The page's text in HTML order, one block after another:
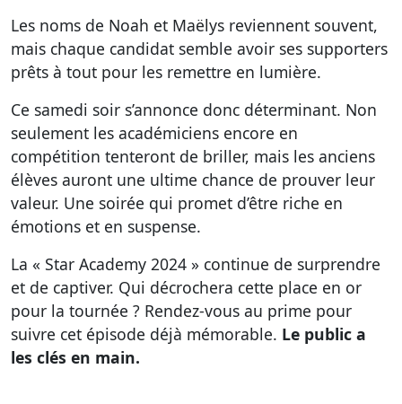
Les noms de Noah et Maëlys reviennent souvent,
mais chaque candidat semble avoir ses supporters
prêts à tout pour les remettre en lumière.
Ce samedi soir s’annonce donc déterminant. Non
seulement les académiciens encore en
compétition tenteront de briller, mais les anciens
élèves auront une ultime chance de prouver leur
valeur. Une soirée qui promet d’être riche en
émotions et en suspense.
La « Star Academy 2024 » continue de surprendre
et de captiver. Qui décrochera cette place en or
pour la tournée ? Rendez-vous au prime pour
suivre cet épisode déjà mémorable. Le public a
les clés en main.